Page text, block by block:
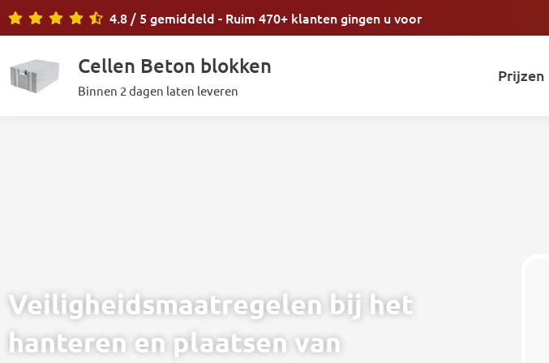
Ga
naar
inhoud
4.8 / 5 gemiddeld - Ruim 470+ klanten gingen u voor
Cellen Beton blokken
Binnen 2 dagen laten leveren
Prijzen
Veiligheidsmaatregelen bij het
hanteren en plaatsen van